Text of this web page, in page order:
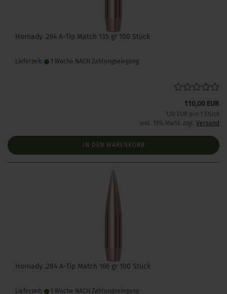
Hornady .264 A-Tip Match 135 gr 100 Stück
Lieferzeit: 1 Woche NACH Zahlungseingang
110,00 EUR
1,10 EUR pro 1 Stück
inkl. 19% MwSt. zzgl. Versand
IN DEN WARENKORB
Hornady .284 A-Tip Match 166 gr 100 Stück
Lieferzeit: 1 Woche NACH Zahlungseingang